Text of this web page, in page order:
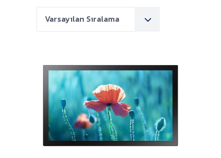
Varsayılan Sıralama